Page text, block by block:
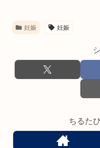
妊娠 妊娠
ちるた